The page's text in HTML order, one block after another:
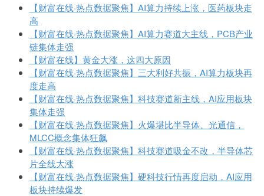
【财富在线·热点数据聚焦】AI算力持续上涨，医药板块走
高
【财富在线·热点数据聚焦】AI算力赛道大主线，PCB产业
链集体走强
【财富在线】黄金大涨，这四大原因
【财富在线·热点数据聚焦】三大利好共振，AI算力板块再
度走高
【财富在线·热点数据聚焦】科技赛道新主线，AI应用板块
集体走强
【财富在线·热点数据聚焦】火爆堪比半导体、光通信，
MLCC概念集体狂飙
【财富在线·热点数据聚焦】科技赛道吸金不改，半导体芯
片全线大涨
【财富在线·热点数据聚焦】硬科技行情再度启动，AI应用
板块持续爆发